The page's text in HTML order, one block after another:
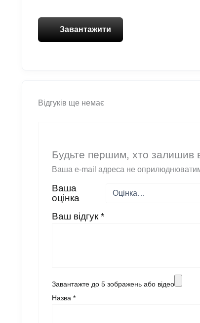
Завантажити
Відгуків ще немає
Будьте першим, хто залишив
Ваша e-mail адреса не
Ваша
оцінка
Ваш відгук *
Завантажте до 5 зображень або відео
Назва *